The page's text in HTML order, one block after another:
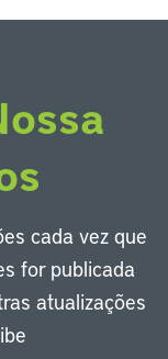
cada vez que
for publicada
atualizações